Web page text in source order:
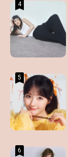
4
5
6
4
5
6
4
5
6